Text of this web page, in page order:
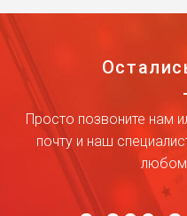
Просто позвоните нам
почту и наш